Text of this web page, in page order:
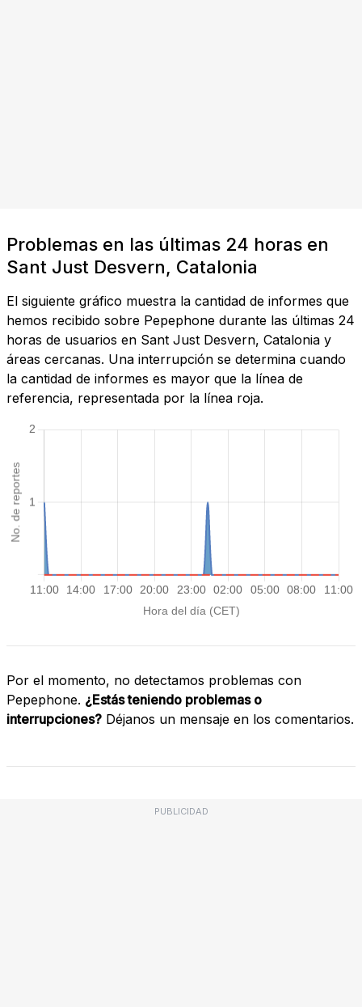
Problemas en las últimas 24 horas en
Sant Just Desvern, Catalonia
El siguiente gráfico muestra la cantidad de informes que
hemos recibido sobre Pepephone durante las últimas 24
horas de usuarios en Sant Just Desvern, Catalonia y
áreas cercanas. Una interrupción se determina cuando
la cantidad de informes es mayor que la línea de
referencia, representada por la línea roja.
Por el momento, no detectamos problemas con
Pepephone. ¿Estás teniendo problemas o
interrupciones? Déjanos un mensaje en los comentarios.
PUBLICIDAD